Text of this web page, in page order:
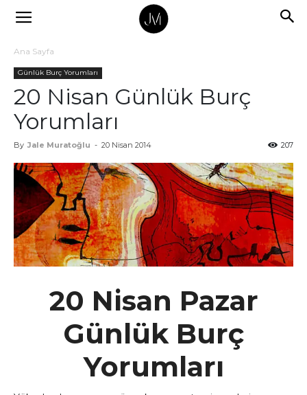
Ana Sayfa
Günlük Burç Yorumları
20 Nisan Günlük Burç
Yorumları
By Jale Muratoğlu - 20 Nisan 2014 207
20 Nisan Pazar
Günlük Burç
Yorumları